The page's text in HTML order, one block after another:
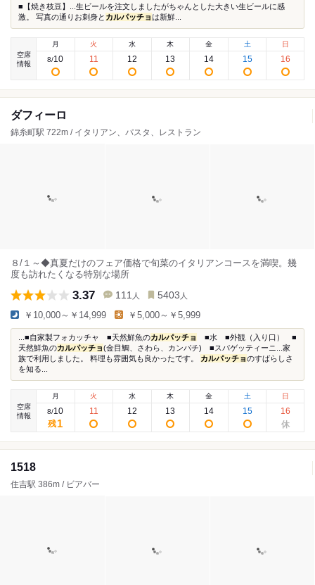
■【焼き枝豆】...生ビールを注文しましたがちゃんとした大きい生ビールに感
激。 写真の通りお刺身と カルパッチョは新鮮...
空席
情報
月
8/10
火
11
水
12
木
13
金
14
土
15
日
16
ダフィーロ
錦糸町駅 722m / イタリアン、パスタ、レストラン
８/１～◆真夏だけのフェア価格で旬菜のイタリアンコースを満喫。幾
度も訪れたくなる特別な場所
3.37 111 人 5403 人
￥10,000～￥14,999 ￥5,000～￥5,999
...■自家製フォカッチャ ■天然鮮魚のカルパッチョ
■水 ■外観（入り口） ■
天然鮮魚のカルパッチョ(金目鯛、さわら、カンパチ) ■スパゲッティーニ...家
族で利用しました。 料理も雰囲気も良かったです。 カルパッチョのすばらしさ
を知る...
空席
情報
月
8/10
残1
火
11
水
12
木
13
金
14
土
15
日
16
1518
住吉駅 386m / ビアバー